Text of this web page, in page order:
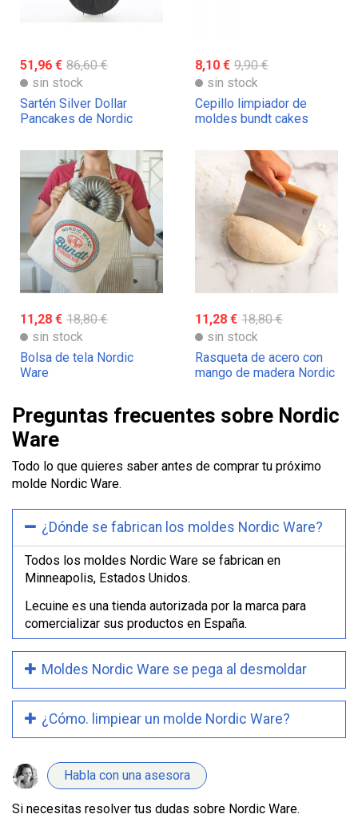
51,96 € 86,60 €
sin stock
Sartén Silver Dollar
Pancakes de Nordic
8,10 € 9,90 €
sin stock
Cepillo limpiador de
moldes bundt cakes
11,28 € 18,80 €
sin stock
Bolsa de tela Nordic
Ware
11,28 € 18,80 €
sin stock
Rasqueta de acero con
mango de madera Nordic
Preguntas frecuentes sobre Nordic
Ware
Todo lo que quieres saber antes de comprar tu próximo
molde Nordic Ware.
¿Dónde se fabrican los moldes Nordic Ware?
Todos los moldes Nordic Ware se fabrican en
Minneapolis, Estados Unidos.
Lecuine es una tienda autorizada por la marca para
comercializar sus productos en España.
Moldes Nordic Ware se pega al desmoldar
¿Cómo. limpiear un molde Nordic Ware?
Habla con una asesora
Si necesitas resolver tus dudas sobre Nordic Ware.